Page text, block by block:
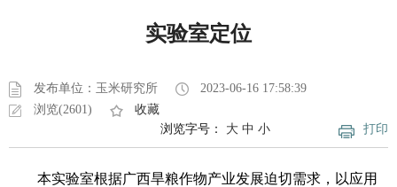
实验室定位
发布单位：玉米研究所
2023-06-16 17:58:39
浏览(2601)
收藏
打印
浏览字号： 大 中 小
本实验室根据广西旱粮作物产业发展迫切需求，以应用